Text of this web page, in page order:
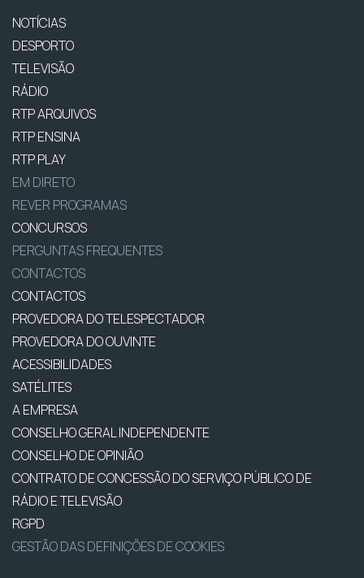
NOTÍCIAS
DESPORTO
TELEVISÃO
RÁDIO
RTP ARQUIVOS
RTP ENSINA
RTP PLAY
EM DIRETO
REVER PROGRAMAS
CONCURSOS
PERGUNTAS FREQUENTES
CONTACTOS
CONTACTOS
PROVEDORA DO TELESPECTADOR
PROVEDORA DO OUVINTE
ACESSIBILIDADES
SATÉLITES
A EMPRESA
CONSELHO GERAL INDEPENDENTE
CONSELHO DE OPINIÃO
CONTRATO DE CONCESSÃO DO SERVIÇO PÚBLICO DE
RÁDIO E TELEVISÃO
RGPD
GESTÃO DAS DEFINIÇÕES DE COOKIES